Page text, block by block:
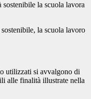
la scuola lavora
la scuola lavoro
utilizzati si avvalgono di
alle finalità illustrate nella